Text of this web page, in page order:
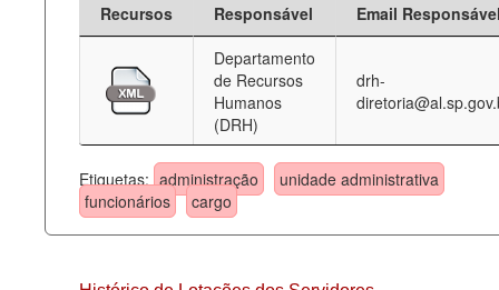
Processo Legislativo
Administração
Legislação
Agenda
Perguntas frequentes
Contato
Recursos Responsável
Email
Departamento
de Recursos
Humanos
(DRH)
drh-
Etiquetas: administração
unidade administrativa
funcionários
cargo